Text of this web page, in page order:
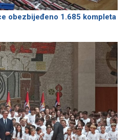
obezbijeđeno 1.685 kompleta